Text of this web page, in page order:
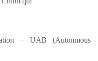
– UAB (Autonmous